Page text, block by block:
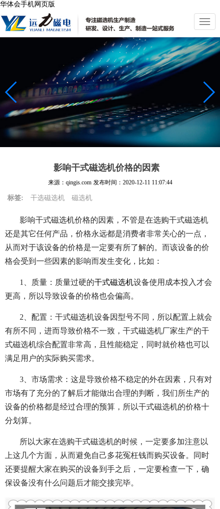
华体会手机网页版
切
换
导
航
影响干式磁选机价格的因素
来源：qingis.com 发布时间： 2020-12-11 11:07:44
标签: 干选磁选机 磁选机
影响干式磁选机价格的因素，不管是在选购干式磁选机
还是其它任何产品，价格永远都是消费者非常关心的一点，
从而对于该设备的价格是一定要有所了解的。而该设备的价
格会受到一些因素的影响而发生变化，比如：
1、质量：质量过硬的干式磁选机设备使用成本投入才会
更高，所以导致设备的价格也会偏高。
2、配置： 干式磁选机设备因型号不同，所以配置上就会
有所不同，进而导致价格不一致，干式磁选机厂家生产的干
式磁选机综合配置非常高，且性能稳定，同时就价格也可以
满足用户的实际购买需求。
3、市场需求：这是导致价格不稳定的外在因素，只有对
市场有了充分的了解后才能做出合理的判断，我们所生产的
设备的价格都是经过合理的预算，所以干式磁选机的价格十
分划算。
所以大家在选购干式磁选机的时候，一定要多加注意以
上这几个方面，从而避免自己多花冤枉钱而购买设备。同时
还要提醒大家在购买的设备到手之后，一定要检查一下，确
保设备没有什么问题后才能交接完毕。